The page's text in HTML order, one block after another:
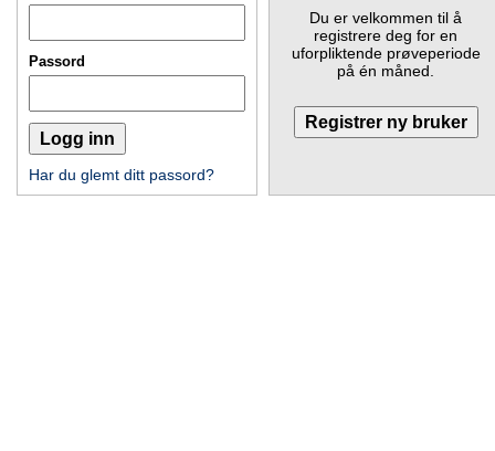
Passord
Har du glemt ditt passord?
Du er velkommen til å
registrere deg for en
uforpliktende prøveperiode
på én måned.